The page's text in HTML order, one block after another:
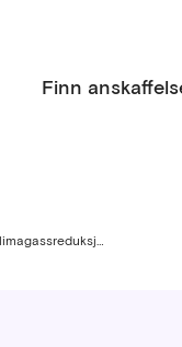
Finn
KlimaGrunn – klimagassreduksjon i grunnarbeider